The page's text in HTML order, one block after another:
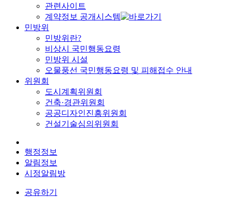
관련사이트
계약정보 공개시스템
민방위
민방위란?
비상시 국민행동요령
민방위 시설
오물풍선 국민행동요령 및 피해접수 안내
위원회
도시계획위원회
건축·경관위원회
공공디자인진흥위원회
건설기술심의위원회
행정정보
알림정보
시정알림방
공유하기